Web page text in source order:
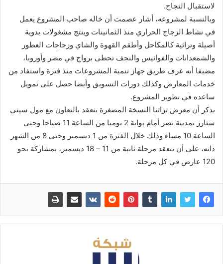
لاستقبال النجاح.
وبالنسبة لمشروعه، أشار عصمت أن خاله صاحب المشروع يعمل
في نشاط الزجاج الحراري منذ الثمانينات وينتج مشغولات يدوية
أصيلة وتراثية كالمكاحل وأطقم القهوة والشاي وزجاجات العطور
والشمعدانات والفوانيس والنجف تحظى برواج في مصر وأوروبا،
مضيفا أنه عرف طريق جهاز تنمية المشروعات منذ فترة واستفاد من
خدمات المعارض وكذلك دورات التسويق وأيضا حصل على تمويل
ساعده في تطوير المشروع.
يذكر أن معرض تراثنا النسخة المصغرة ينعقد بالتعاون مع مول سيتي
ستارز بمدينة نصر أمام بوابة 2 يوميا من الساعة 11 صباحا وحتى
الساعة 10 مساء وذلك خلال الفترة من 1 ديسمبر وحتى 8 من الشهر
ذاته، على أن تنعقد مرحلة ثانية من 11 – 18 ديسمبر، بمشاركة نحو
120 عارض في كل مرحلة.